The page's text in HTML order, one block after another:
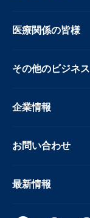
医療関係の皆様
その他のビジネス
企業情報
お問い合わせ
最新情報